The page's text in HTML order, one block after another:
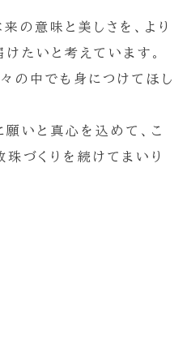
の意味と美しさを、より
たいと考えています。
の中でも身につけてほし
願いと真心を込めて、こ
づくりを続けてまいり